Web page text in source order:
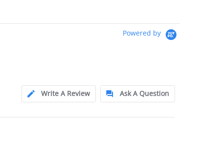
Powered by
Write A Review
Ask A Question